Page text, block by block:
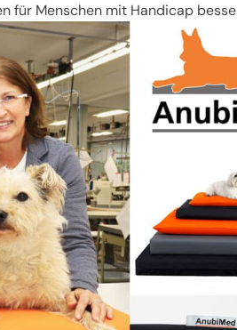
für Menschen mit Handicap